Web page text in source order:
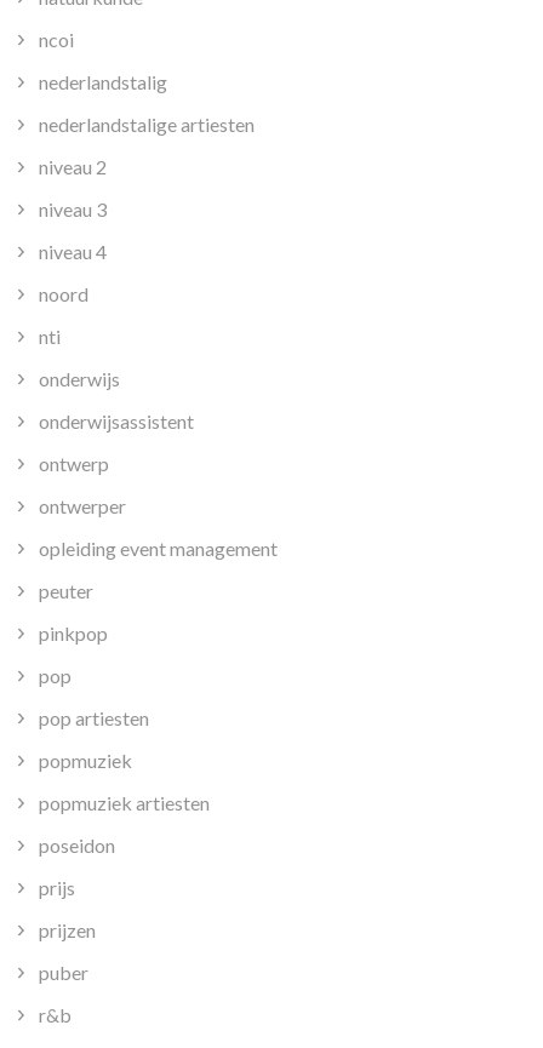
ncoi
nederlandstalig
nederlandstalige artiesten
niveau 2
niveau 3
niveau 4
noord
nti
onderwijs
onderwijsassistent
ontwerp
ontwerper
opleiding event management
peuter
pinkpop
pop
pop artiesten
popmuziek
popmuziek artiesten
poseidon
prijs
prijzen
puber
r&b